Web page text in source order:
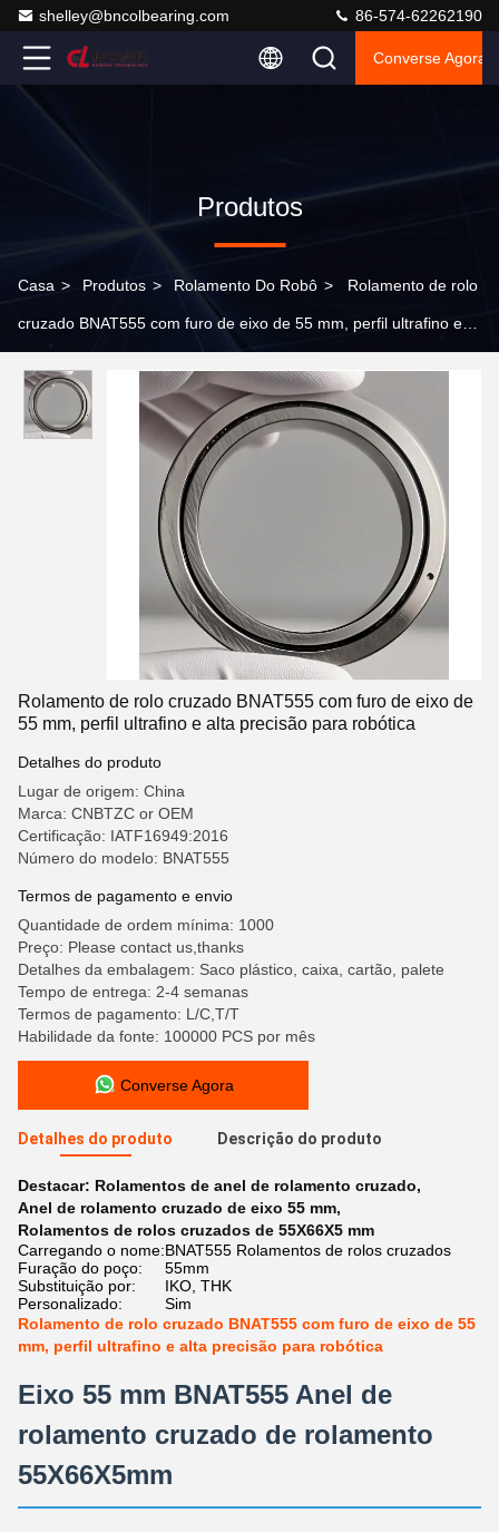
shelley@bncolbearing.com 86-574-62262190
Converse Agora
Produtos
Casa > Produtos > Rolamento Do Robô > Rolamento de rolo
cruzado BNAT555 com furo de eixo de 55 mm, perfil ultrafino e
Rolamento de rolo cruzado BNAT555 com furo de eixo de
55 mm, perfil ultrafino e alta precisão para robótica
Detalhes do produto
Lugar de origem: China
Marca: CNBTZC or OEM
Certificação: IATF16949:2016
Número do modelo: BNAT555
Termos de pagamento e envio
Quantidade de ordem mínima: 1000
Preço: Please contact us,thanks
Detalhes da embalagem: Saco plástico, caixa, cartão, palete
Tempo de entrega: 2-4 semanas
Termos de pagamento: L/C,T/T
Habilidade da fonte: 100000 PCS por mês
Converse Agora
Detalhes do produto Descrição do produto
Destacar: Rolamentos de anel de rolamento cruzado,
Anel de rolamento cruzado de eixo 55 mm,
Rolamentos de rolos cruzados de 55X66X5 mm
Carregando o nome:BNAT555 Rolamentos de rolos cruzados
Furação do poço:
55mm
Substituição por:
IKO, THK
Personalizado:
Sim
Rolamento de rolo cruzado BNAT555 com furo de eixo de 55
mm, perfil ultrafino e alta precisão para robótica
Eixo 55 mm BNAT555 Anel de
rolamento cruzado de rolamento
55X66X5mm